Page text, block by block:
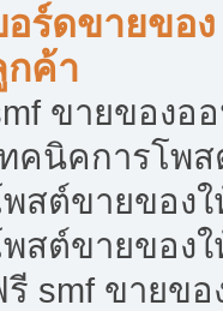
อร์ดขายของ
กค้า
ขายของอ
ทคนิคการโพ
สต์ขายของ
สต์ขายของ
รี smf ขายข